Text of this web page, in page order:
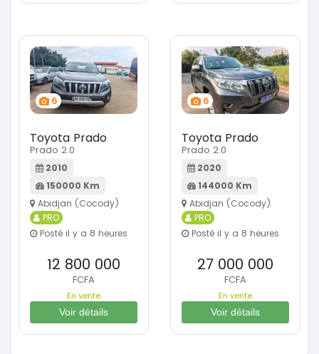
6
Toyota Prado
Prado 2.0
2010
150000 Km
Abidjan (Cocody)
PRO
Posté il y a 8 heures
12 800 000
FCFA
En vente
Voir détails
6
Toyota Prado
Prado 2.0
2020
144000 Km
Abidjan (Cocody)
PRO
Posté il y a 8 heures
27 000 000
FCFA
En vente
Voir détails